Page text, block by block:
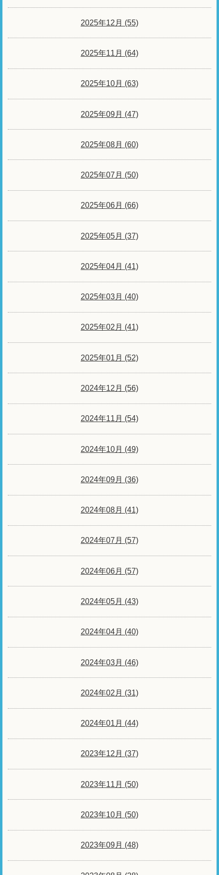
2025年12月 (55)
2025年11月 (64)
2025年10月 (63)
2025年09月 (47)
2025年08月 (60)
2025年07月 (50)
2025年06月 (66)
2025年05月 (37)
2025年04月 (41)
2025年03月 (40)
2025年02月 (41)
2025年01月 (52)
2024年12月 (56)
2024年11月 (54)
2024年10月 (49)
2024年09月 (36)
2024年08月 (41)
2024年07月 (57)
2024年06月 (57)
2024年05月 (43)
2024年04月 (40)
2024年03月 (46)
2024年02月 (31)
2024年01月 (44)
2023年12月 (37)
2023年11月 (50)
2023年10月 (50)
2023年09月 (48)